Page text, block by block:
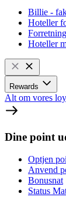
Billie -
Hoteller
Hoteller
Rewards
Alt om vores
Dine point
Optjen
Anvend
Bonusnat
Status